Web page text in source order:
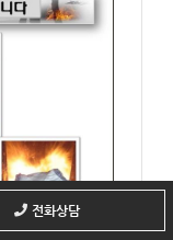
전화상담